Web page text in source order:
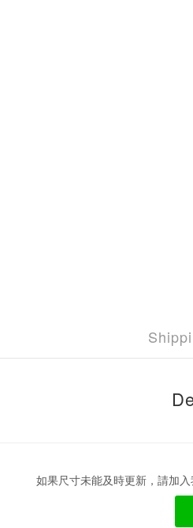
如果尺寸未能及時更新，請加